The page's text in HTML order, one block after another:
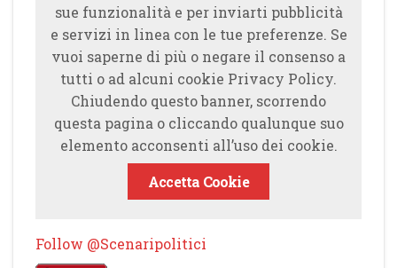
sue funzionalità e per inviarti pubblicità
e servizi in linea con le tue preferenze. Se
vuoi saperne di più o negare il consenso a
tutti o ad alcuni cookie Privacy Policy.
Chiudendo questo banner, scorrendo
questa pagina o cliccando qualunque suo
elemento acconsenti all’uso dei cookie.
Accetta Cookie
Follow @Scenaripolitici